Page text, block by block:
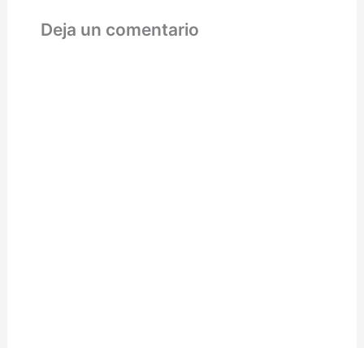
Deja un comentario